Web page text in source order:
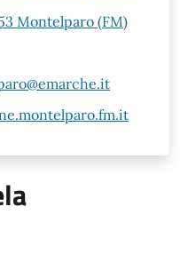
Montelparo (FM)